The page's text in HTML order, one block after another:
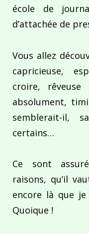
école de
d’attachée de
Vous allez
capricieuse,
croire, rêveuse
absolument,
semblerait-il,
certains…
Ce sont
raisons, qu’il
encore là que
Quoique !